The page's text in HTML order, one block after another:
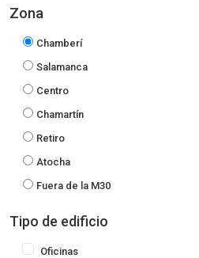
Zona
Chamberí
Salamanca
Centro
Chamartín
Retiro
Atocha
Fuera de la M30
Tipo de edificio
Oficinas